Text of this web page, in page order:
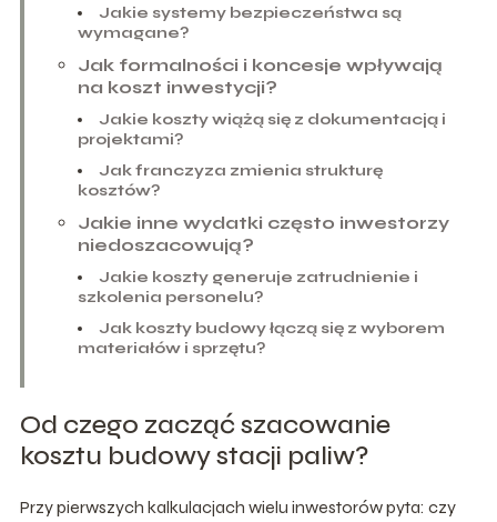
Jakie systemy bezpieczeństwa są
wymagane?
Jak formalności i koncesje wpływają
na koszt inwestycji?
Jakie koszty wiążą się z dokumentacją i
projektami?
Jak franczyza zmienia strukturę
kosztów?
Jakie inne wydatki często inwestorzy
niedoszacowują?
Jakie koszty generuje zatrudnienie i
szkolenia personelu?
Jak koszty budowy łączą się z wyborem
materiałów i sprzętu?
Od czego zacząć szacowanie
kosztu budowy stacji paliw?
Przy pierwszych kalkulacjach wielu inwestorów pyta: czy